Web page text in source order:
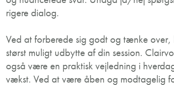
rigere dialog.
Ved at forberede sig godt og tænke
størst muligt udbytte af din session.
også være en praktisk vejledning i
vækst. Ved at være åben og modtagelig